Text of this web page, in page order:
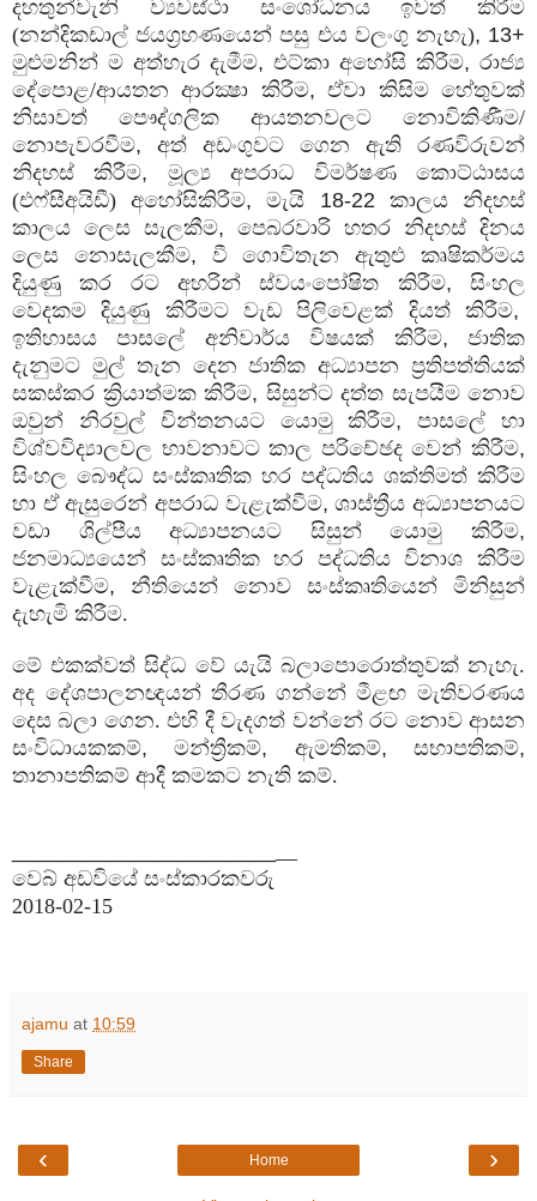
දහතුන්වැනි ව්‍යවස්ථා සංශෝධනය ඉවත් කිරීම
(නන්දිකඩාල් ජයග්‍රහණයෙන් පසු එය වලංගු නැහැ), 13+
මුළුමනින් ම අත්හැර දැමීම, එට්කා අහෝසි කිරීම, රාජ්‍ය
දේපොළ/ආයතන ආරක්‍ෂා කිරීම,ඒවා කිසිම හේතුවක්
නිසාවත් පෞද්ගලික ආයතනවලට නොවිකිණීම/
නොපැවරවීම, අත් අඩංගුවට ගෙන ඇති රණවිරුවන්
නිදහස් කිරීම, මූල්‍ය අපරාධ විමර්ෂණ කොට්ඨාසය
(එෆ්සීඅයිඩී) අහෝසිකිරීම,මැයි 18-22 කාලය නිදහස්
කාලය ලෙස සැලකීම, පෙබරවාරි හතර නිදහස් දිනය
ලෙස නොසැලකීම, වී ගොවිතැන ඇතුළු කෘෂිකර්මය
දියුණු කර රට අහරින් ස්වයංපෝෂිත කිරීම,සිංහල
වෙදකම දියුණු කිරීමට වැඩ පිලිවෙළක් දියත් කිරීම,
ඉතිහාසය පාසලේ අනිවාර්ය විෂයක් කිරීම,ජාතික
දැනුමට මුල් තැන දෙන ජාතික අධ්‍යාපන ප්‍රතිපත්තියක්
සකස්කර ක්‍රියාත්මක කිරීම, සිසුන්ට දත්ත සැපයීම නොව
ඔවුන් නිරවුල් චින්තනයට යොමු කිරීම,පාසලේ හා
විශ්වවිද්‍යාලවල භාවනාවට කාල පරිචේඡද වෙන් කිරීම,
සිංහල බෞද්ධ සංස්කෘතික හර පද්ධතිය ශක්තිමත් කිරීම
හා ඒ ඇසුරෙන් අපරාධ වැළැක්වීම,ශාස්ත්‍රීය අධ්‍යාපනයට
වඩා ශිල්පීය අධ්‍යාපනයට සිසුන් යොමු කිරීම,
ජනමාධ්‍යයෙන් සංස්කෘතික හර පද්ධතිය විනාශ කිරීම
වැළැක්වීම, නීතියෙන් නොව සංස්කෘතියෙන් මිනිසුන්
දැහැමි කිරීම.
මේ එකක්වත් සිද්ධ වේ යැයි බලාපොරොත්තුවක් නැහැ.
අද දේශපාලනඥයන් තීරණ ගන්නේ මීළඟ මැතිවරණය
දෙස බලා ගෙන. එහි දී වැදගත් වන්නේ රට නොව ආසන
සංවිධායකකම්,මන්ත්‍රීකම්, ඇමතිකම්,සභාපතිකම්,
තානාපතිකම් ආදී කමකට නැති කම්.
වෙබ් අඩවියේ සංස්කාරකවරු
2018-02-15
ajamu at 10:59
Share
‹ ›
Home